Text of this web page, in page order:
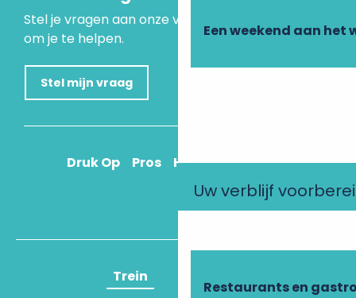
Een weekend aan het
Uw verblijf
Restaurants en
Stel je vragen aan onze virtuele assistent, die er is
om je te helpen.
Stel mijn vraag
Druk Op Pros Hoe kom ik daar?
Trein